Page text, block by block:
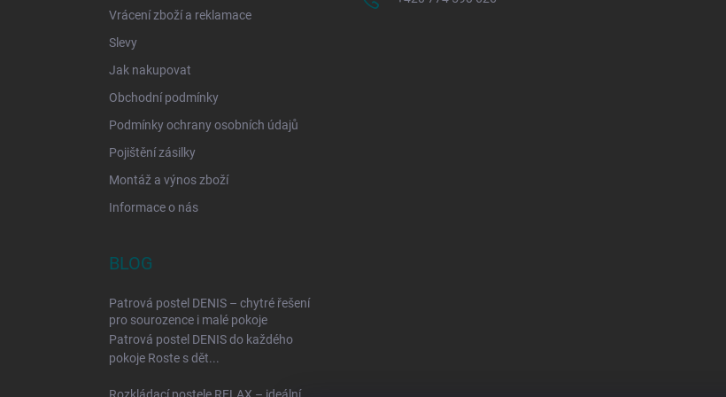
Vrácení zboží a reklamace
Slevy
Jak nakupovat
Obchodní podmínky
Podmínky ochrany osobních údajů
Pojištění zásilky
Montáž a výnos zboží
Informace o nás
BLOG
Patrová postel DENIS – chytré řešení
pro sourozence i malé pokoje
Patrová postel DENIS do každého
pokoje Roste s dět...